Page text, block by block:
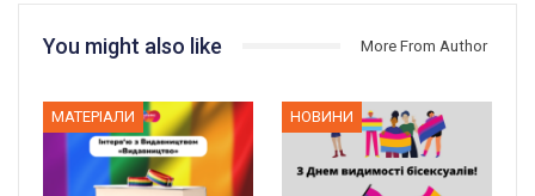
You might also like More From Author
МАТЕРІАЛИ НОВИНИ